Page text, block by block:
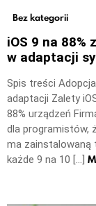
Bez kategorii
iOS 9 na 88%
w adaptacji
Spis treści
adaptacji Zalety
88% urządzeń
dla programistów,
ma zainstalowaną
każde 9 na 10 […]